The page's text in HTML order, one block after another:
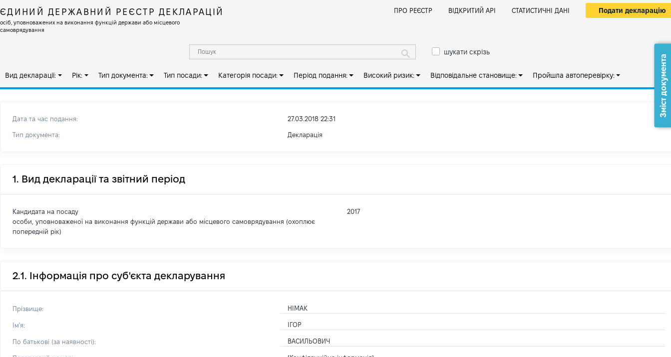
ЄДИНИЙ ДЕРЖАВНИЙ РЕЄСТР ДЕКЛАРАЦІЙ
осіб, уповноважених на виконання функцій держави або місцевого
самоврядування
ПРО РЕЄСТР ВІДКРИТИЙ АРІ СТАТИСТИЧНІ ДАНІ Подати декларацію
шукати скрізь
Вид декларації: Рік: Тип документа: Тип посади: Категорія посади: Період подання: Високий ризик: Відповідальне становище: Пройшла автоперевірку:
Дата та час подання: 27.03.2018 22:31
Тип документа: Декларація
1. Вид декларації та звітний період
Кандидата на посаду
особи, уповноваженої на виконання функцій держави або місцевого самоврядування (охоплює
попередній рік)
2017
2.1. Інформація про суб'єкта декларування
Прізвище: НІМАК
Ім'я: ІГОР
По батькові (за наявності): ВАСИЛЬОВИЧ
Зміст документа